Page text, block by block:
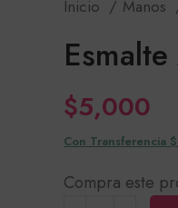
Inicio Manos
$5,000
Con Transferencia
Compra este